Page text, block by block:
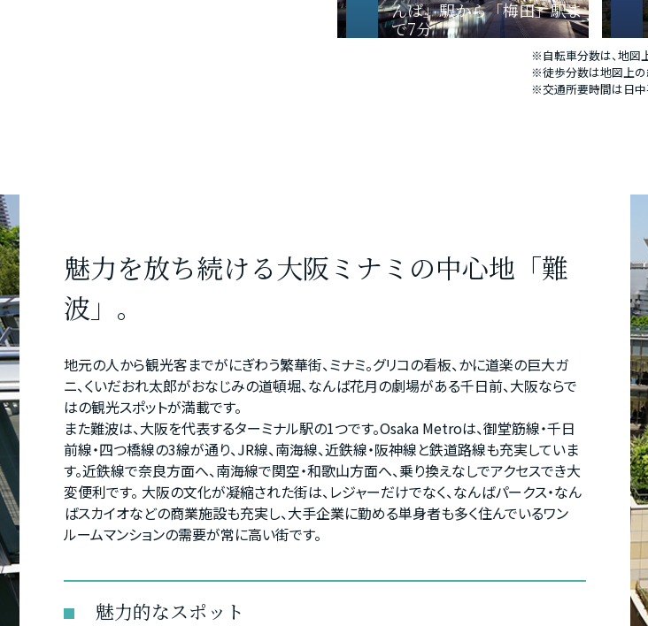
んば」駅から「梅田」駅ま
で7分
※自転車分数は、地図
※徒歩分数は地図上の
※交通所要時間は日中
魅力を放ち続ける大阪ミナミの中心地「難
波」。
地元の人から観光客までがにぎわう繁華街、ミナミ。グリコの看板、かに道楽の巨大ガ
ニ、くいだおれ太郎がおなじみの道頓堀、なんば花月の劇場がある千日前、大阪ならで
はの観光スポットが満載です。
また難波は、大阪を代表するターミナル駅の1つです。Osaka Metroは、御堂筋線・千日
前線・四つ橋線の3線が通り、JR線、南海線、近鉄線・阪神線と鉄道路線も充実していま
す。近鉄線で奈良方面へ、南海線で関空・和歌山方面へ、乗り換えなしでアクセスでき大
変便利です。 大阪の文化が凝縮された街は、レジャーだけでなく、なんばパークス・なん
ばスカイオなどの商業施設も充実し、大手企業に勤める単身者も多く住んでいるワン
ルームマンションの需要が常に高い街です。
魅力的なスポット